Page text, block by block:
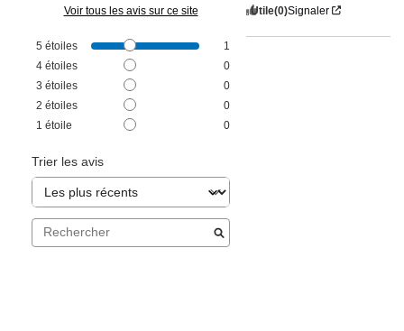
Voir tous les avis sur ce site
5 étoiles
1
4 étoiles
0
3 étoiles
0
2 étoiles
0
1 étoile 0
Trier les avis
Utile(0)Signaler